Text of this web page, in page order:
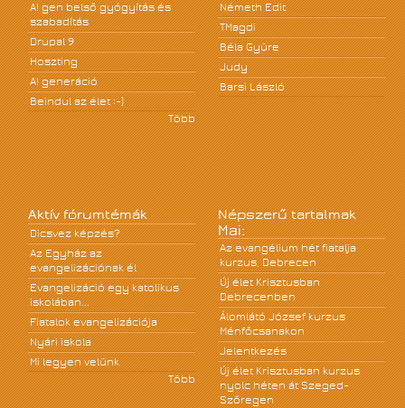
A! gen belső gyógyítás és
szabadítás
Drupal 9
Hoszting
A! generáció
Beindul az élet :-)
Több
Németh Edit
TMagdi
Béla Gyüre
Judy
Barsi László
Aktív fórumtémák
Dicsvez képzés?
Az Egyház az
evangelizációnak él
Evangelizáció egy katolikus
iskolában...
Fiatalok evangelizációja
Nyári iskola
Mi legyen velünk
Több
Népszerű tartalmak
Mai:
Az evangélium hét fiatalja
kurzus, Debrecen
Új élet Krisztusban
Debrecenben
Álomlátó József kurzus
Ménfőcsanakon
Jelentkezés
Új élet Krisztusban kurzus
nyolc héten át Szeged-
Szőregen